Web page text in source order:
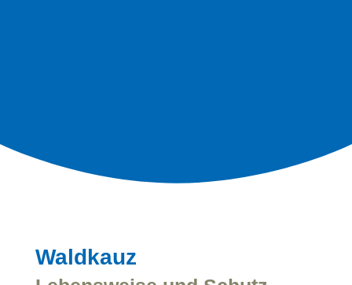
Waldkauz